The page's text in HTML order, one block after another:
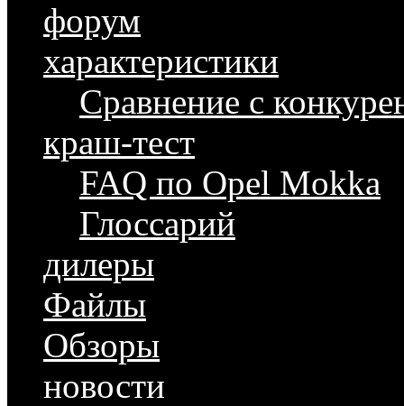
форум
характеристики
Сравнение с
краш-тест
FAQ по Opel Mokka
Глоссарий
дилеры
Файлы
Обзоры
новости